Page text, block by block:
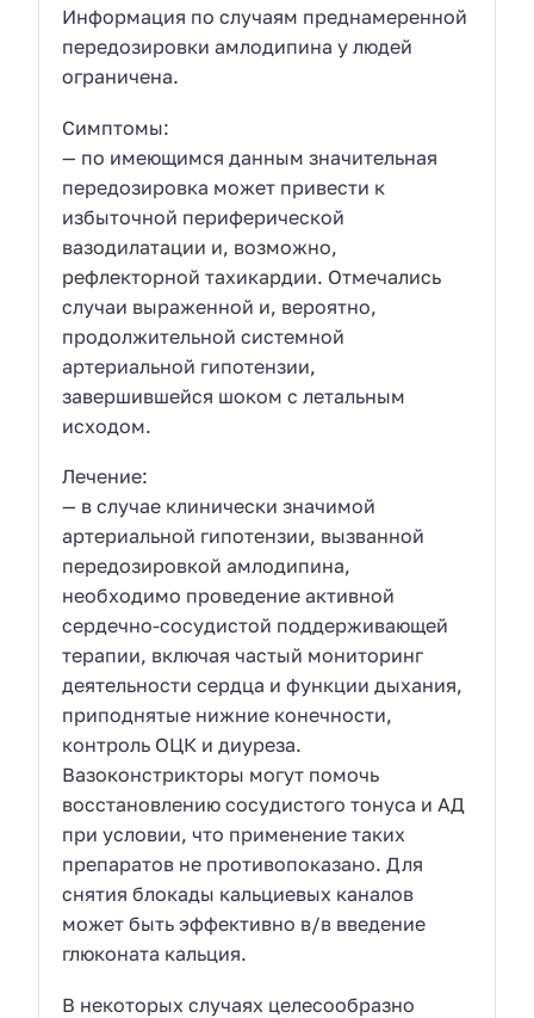
Информация по случаям преднамеренной
передозировки амлодипина у людей
ограничена.
Симптомы:
— по имеющимся данным значительная
передозировка может привести к
избыточной периферической
вазодилатации и, возможно,
рефлекторной тахикардии. Отмечались
случаи выраженной и, вероятно,
продолжительной системной
артериальной гипотензии,
завершившейся шоком с летальным
исходом.
Лечение:
— в случае клинически значимой
артериальной гипотензии, вызванной
передозировкой амлодипина,
необходимо проведение активной
сердечно-сосудистой поддерживающей
терапии, включая частый мониторинг
деятельности сердца и функции дыхания,
приподнятые нижние конечности,
контроль ОЦК и диуреза.
Вазоконстрикторы могут помочь
восстановлению сосудистого тонуса и АД
при условии, что применение таких
препаратов не противопоказано. Для
снятия блокады кальциевых каналов
может быть эффективно в/в введение
глюконата кальция.
В некоторых случаях целесообразно